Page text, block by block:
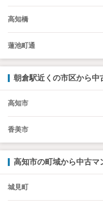
高知橋
蓮池町通
朝倉駅近くの市区から中
高知市
香美市
高知市の町域から中古マ
城見町